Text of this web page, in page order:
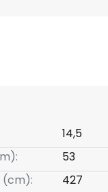
14,5
53
(cm):
427